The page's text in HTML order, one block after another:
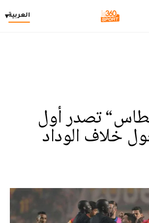
العربية▾
تصدر أول
خلاف الوداد